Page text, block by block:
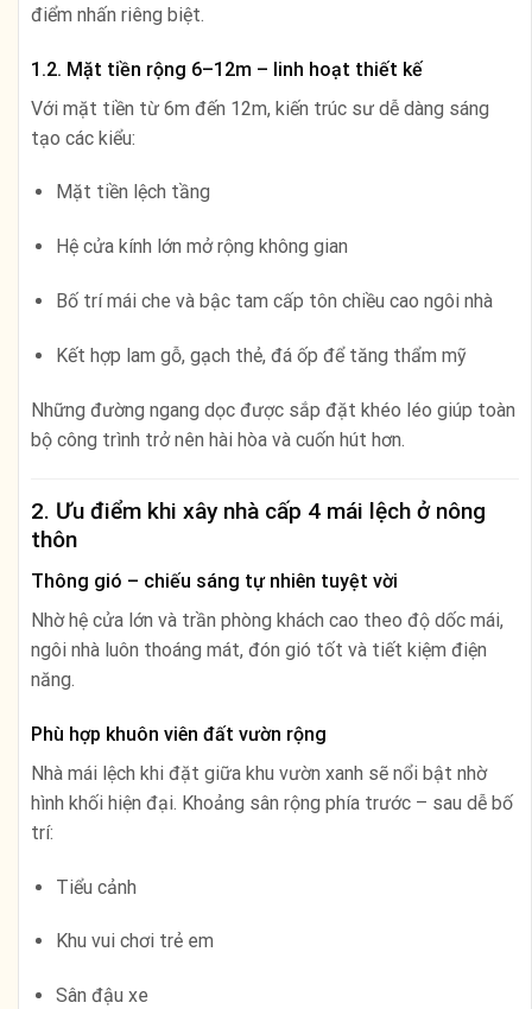
điểm nhấn riêng biệt.
1.2. Mặt tiền rộng 6–12m – linh hoạt thiết kế
Với mặt tiền từ 6m đến 12m, kiến trúc sư dễ dàng sáng
tạo các kiểu:
Mặt tiền lệch tầng
Hệ cửa kính lớn mở rộng không gian
Bố trí mái che và bậc tam cấp tôn chiều cao ngôi nhà
Kết hợp lam gỗ, gạch thẻ, đá ốp để tăng thẩm mỹ
Những đường ngang dọc được sắp đặt khéo léo giúp toàn
bộ công trình trở nên hài hòa và cuốn hút hơn.
2. Ưu điểm khi xây nhà cấp 4 mái lệch ở nông
thôn
Thông gió – chiếu sáng tự nhiên tuyệt vời
Nhờ hệ cửa lớn và trần phòng khách cao theo độ dốc mái,
ngôi nhà luôn thoáng mát, đón gió tốt và tiết kiệm điện
năng.
Phù hợp khuôn viên đất vườn rộng
Nhà mái lệch khi đặt giữa khu vườn xanh sẽ nổi bật nhờ
hình khối hiện đại. Khoảng sân rộng phía trước – sau dễ bố
trí:
Tiểu cảnh
Khu vui chơi trẻ em
Sân đậu xe